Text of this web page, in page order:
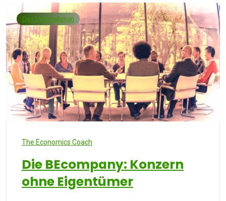
Das Unternehmen
The Economics Coach
Die BEcompany: Konzern
ohne Eigentümer